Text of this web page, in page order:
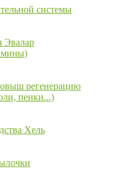
системы
Эвалар
регенерацию
пенки...)
Хель